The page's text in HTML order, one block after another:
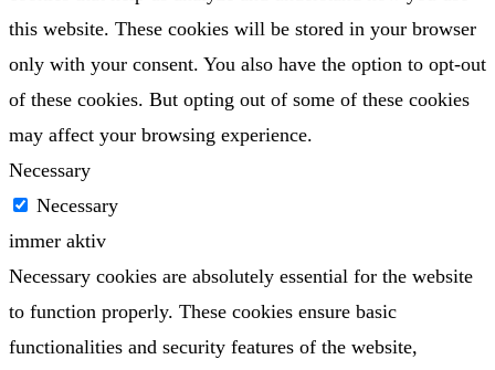
this website. These cookies will be stored in your browser
only with your consent. You also have the option to opt-out
of these cookies. But opting out of some of these cookies
may affect your browsing experience.
Necessary
Necessary
immer aktiv
Necessary cookies are absolutely essential for the website
to function properly. These cookies ensure basic
functionalities and security features of the website,